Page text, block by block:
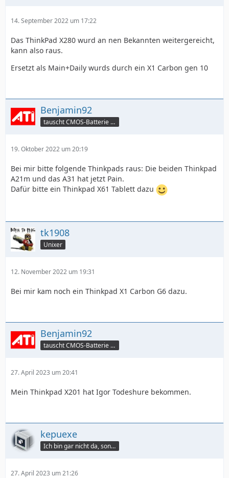
14. September 2022 um 17:22
Das ThinkPad X280 wurd an nen Bekannten weitergereicht,
kann also raus.
Ersetzt als Main+Daily wurds durch ein X1 Carbon gen 10
Benjamin92
tauscht CMOS-Batterie per TeamViewer
19. Oktober 2022 um 20:19
Bei mir bitte folgende Thinkpads raus: Die beiden Thinkpad
A21m und das A31 hat jetzt Pain.
Dafür bitte ein Thinkpad X61 Tablett dazu
tk1908
Unixer
12. November 2022 um 19:31
Bei mir kam noch ein Thinkpad X1 Carbon G6 dazu.
Benjamin92
tauscht CMOS-Batterie per TeamViewer
27. April 2023 um 20:41
Mein Thinkpad X201 hat Igor Todeshure bekommen.
kepuexe
Ich bin gar nicht da, sondern hier.
27. April 2023 um 21:26